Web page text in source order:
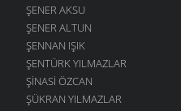
ŞENER AKSU
ŞENER ALTUN
ŞENNAN IŞIK
ŞENTÜRK YILMAZLAR
ŞINASI ÖZCAN
ŞÜKRAN YILMAZLAR